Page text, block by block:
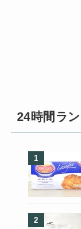
24時間ラ